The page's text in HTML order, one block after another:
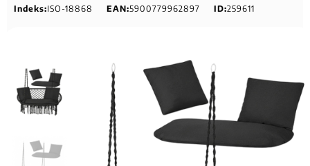
Indeks:ISO-18868 EAN:5900779962897 ID:259611